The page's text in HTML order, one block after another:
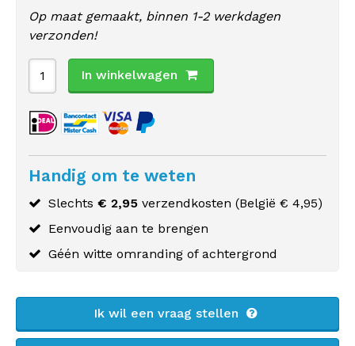
Op maat gemaakt, binnen 1-2 werkdagen
verzonden!
In winkelwagen
Handig om te weten
Slechts € 2,95 verzendkosten (België € 4,95)
Eenvoudig aan te brengen
Géén witte omranding of achtergrond
Ik wil een vraag stellen